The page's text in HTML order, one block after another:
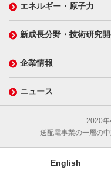
エネルギー・原子力
新成長分野・技術研究
企業情報
ニュース
2020年
送配電事業の一層の
English